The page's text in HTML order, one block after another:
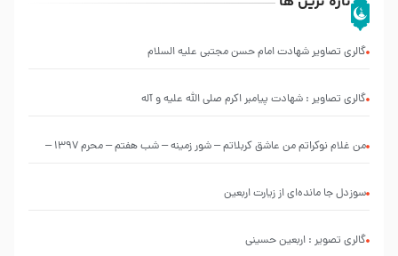
گالری تصاویر شهادت امام حسن مجتبی علیه السلام
گالری تصاویر : شهادت پیامبر اکرم صلی الله علیه و آله
من غلام نوکراتم من عاشق کربلاتم – شور زمینه – شب هفتم – محرم 1397 –
سوزدل جا مانده‌ای از زیارت اربعین
گالری تصویر : اربعین حسینی